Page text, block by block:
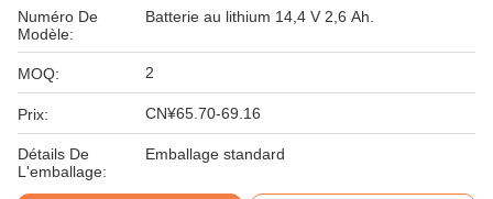
Numéro De
Modèle:
Batterie au lithium 14,4 V 2,6 Ah.
MOQ: 2
Prix: CN¥65.70-69.16
Détails De
L'emballage:
Emballage standard